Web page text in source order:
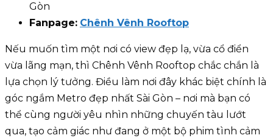
Gòn
Fanpage: Chênh Vênh Rooftop
Nếu muốn tìm một nơi có view đẹp lạ, vừa cổ điển
vừa lãng mạn, thì Chênh Vênh Rooftop chắc chắn là
lựa chọn lý tưởng. Điều làm nơi đây khác biệt chính là
góc ngắm Metro đẹp nhất Sài Gòn – nơi mà bạn có
thể cùng người yêu nhìn những chuyến tàu lướt
qua, tạo cảm giác như đang ở một bộ phim tình cảm